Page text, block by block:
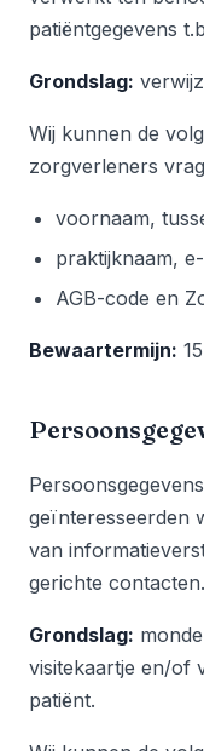
patiëntgegevens
Grondslag:
Wij kunnen de
zorgverleners
voornaam,
praktijknaam,
AGB-code en
Bewaartermijn:
geïnteresseerden
van
gerichte contacten.
Grondslag:
visitekaartje en/of
patiënt.